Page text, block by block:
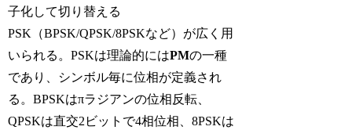
子化して切り替える
PSK（BPSK/QPSK/8PSKなど）が広く用
いられる。PSKは理論的にはPMの一種
であり、シンボル毎に位相が定義され
る。BPSKはπラジアンの位相反転、
QPSKは直交2ビットで4相位相、8PSKは